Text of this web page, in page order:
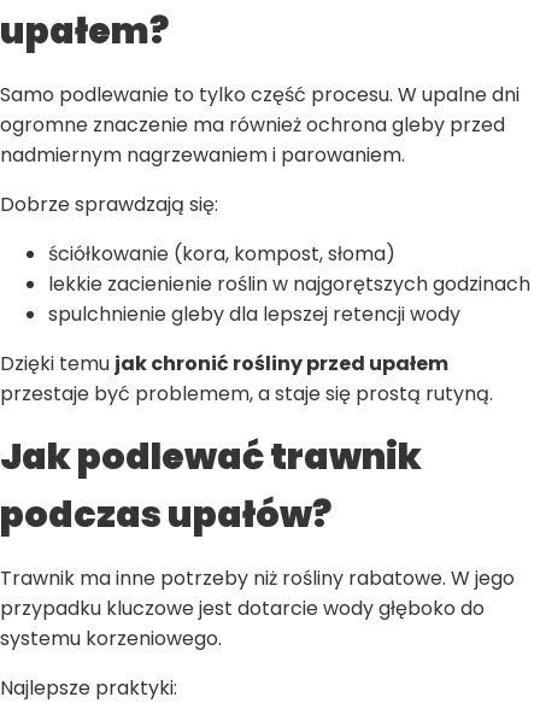
upałem?
Samo podlewanie to tylko część procesu. W upalne dni
ogromne znaczenie ma również ochrona gleby przed
nadmiernym nagrzewaniem i parowaniem.
Dobrze sprawdzają się:
ściółkowanie (kora, kompost, słoma)
lekkie zacienienie roślin w najgorętszych godzinach
spulchnienie gleby dla lepszej retencji wody
Dzięki temu jak chronić rośliny przed upałem
przestaje być problemem, a staje się prostą rutyną.
Jak podlewać trawnik
podczas upałów?
Trawnik ma inne potrzeby niż rośliny rabatowe. W jego
przypadku kluczowe jest dotarcie wody głęboko do
systemu korzeniowego.
Najlepsze praktyki: